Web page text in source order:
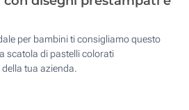
per bambini ti consigliamo questo
scatola di pastelli colorati
tua azienda.